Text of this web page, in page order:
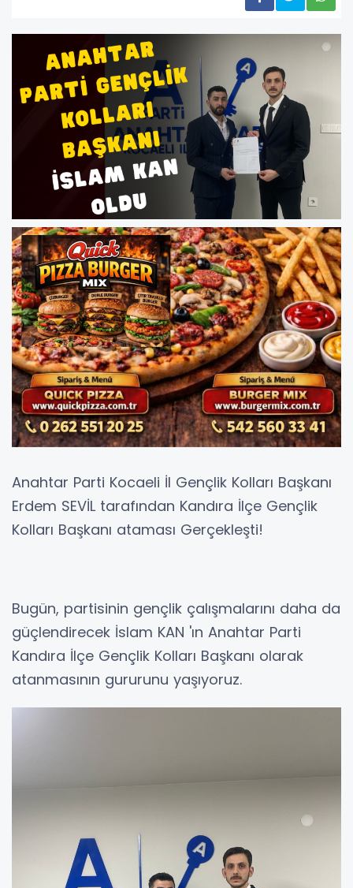
Anahtar Parti Kocaeli İl Gençlik Kolları Başkanı
Erdem SEVİL tarafından Kandıra İlçe Gençlik
Kolları Başkanı ataması Gerçekleşti!
Bugün, partisinin gençlik çalışmalarını daha da
güçlendirecek İslam KAN 'ın Anahtar Parti
Kandıra İlçe Gençlik Kolları Başkanı olarak
atanmasının gururunu yaşıyoruz.